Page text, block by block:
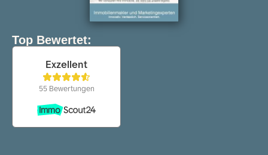
Top Bewertet: